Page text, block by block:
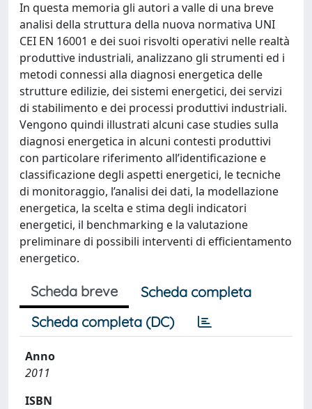
In questa memoria gli autori a valle di una breve
analisi della struttura della nuova normativa UNI
CEI EN 16001 e dei suoi risvolti operativi nelle realtà
produttive industriali, analizzano gli strumenti ed i
metodi connessi alla diagnosi energetica delle
strutture edilizie, dei sistemi energetici, dei servizi
di stabilimento e dei processi produttivi industriali.
Vengono quindi illustrati alcuni case studies sulla
diagnosi energetica in alcuni contesti produttivi
con particolare riferimento all’identificazione e
classificazione degli aspetti energetici, le tecniche
di monitoraggio, l’analisi dei dati, la modellazione
energetica, la scelta e stima degli indicatori
energetici, il benchmarking e la valutazione
preliminare di possibili interventi di efficientamento
energetico.
Scheda breve
Scheda completa
Scheda completa (DC)
Anno
2011
ISBN